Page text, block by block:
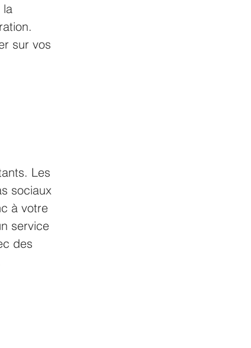
sur vos
Les
sociaux
à votre
service
des